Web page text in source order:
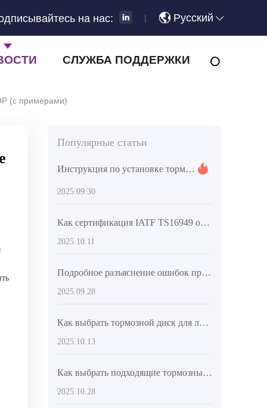
на нас: | Русский
СЛУЖБА ПОДДЕРЖКИ
(с примерами)
Популярные статьи
Инструкция по установке тормозных дисков: как избежать скрипа и вибрации с помощью точного инструмента и стандартной процедуры
2025.09.30
Как сертификация IATF TS16949 обеспечивает глобальную совместимость тормозных дисков? Получите авторитетное объяснение здесь
2025.10.11
Подробное разъяснение ошибок при установке тормозных дисков: как использовать точность позиционных отверстий для обеспечения безопасности тормозной системы
2025.09.28
Как выбрать тормозной диск для легкового автомобиля по соотношению цена/качество: ключевые параметры материалов, точности и сертификации
2025.10.13
Как выбрать подходящие тормозные колодки для коммерческих автомобилей в соответствии с местными нормами? Руководство по мировым основным стандартам сертификации
2025.10.28